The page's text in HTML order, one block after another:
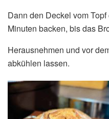
Dann den Deckel vom
Minuten backen, bis das
Herausnehmen und vor
abkühlen lassen.